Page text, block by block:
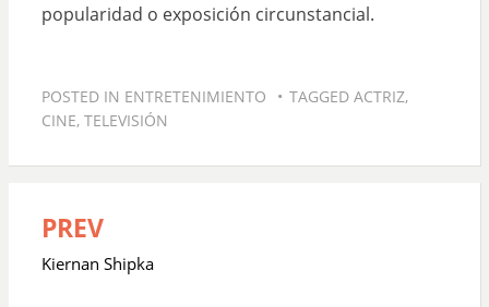
popularidad o exposición circunstancial.
POSTED IN ENTRETENIMIENTO TAGGED ACTRIZ,
CINE, TELEVISIÓN
Navegación
de
PREV
Kiernan Shipka